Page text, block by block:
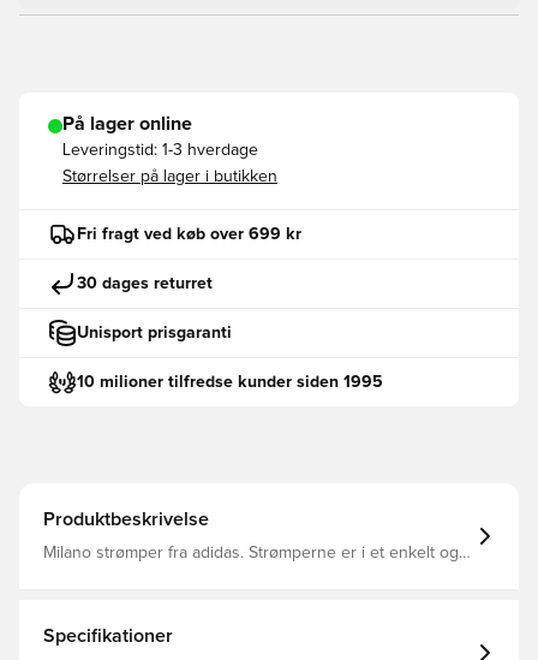
På lager online
Leveringstid: 1-3 hverdage
Størrelser på lager i butikken
Fri fragt ved køb over 699 kr
30 dages returret
Unisport prisgaranti
10 milioner tilfredse kunder siden 1995
Produktbeskrivelse
Milano strømper fra adidas. Strømperne er i et enkelt og
elasthan.
Specifikationer